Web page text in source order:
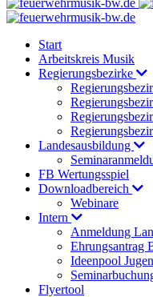
Start
Arbeitskreis Musik
Regierungsbezirke
Landesausbildung
FB Wertungsspiel
Downloadbereich
Webinare
Intern
Anmeldung
Ehrungsantrag
Ideenpool
Flyertool